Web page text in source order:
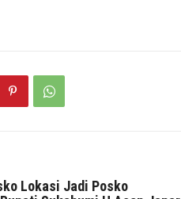
Lokasi Jadi Posko